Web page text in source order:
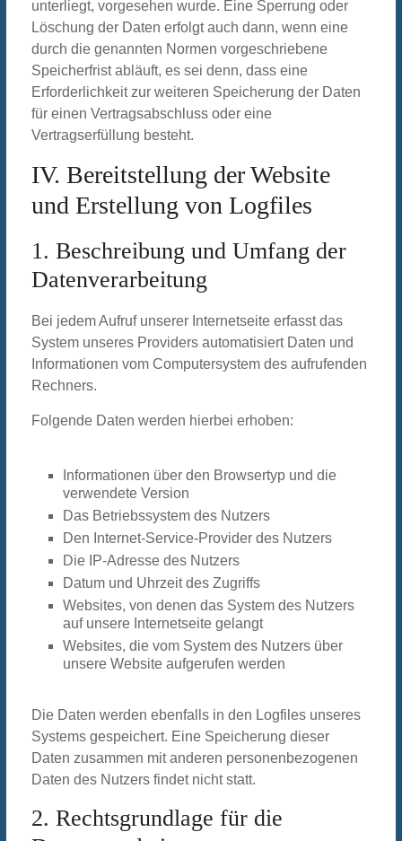
unterliegt, vorgesehen wurde. Eine Sperrung oder
Löschung der Daten erfolgt auch dann, wenn eine
durch die genannten Normen vorgeschriebene
Speicherfrist abläuft, es sei denn, dass eine
Erforderlichkeit zur weiteren Speicherung der Daten
für einen Vertragsabschluss oder eine
Vertragserfüllung besteht.
IV. Bereitstellung der Website
und Erstellung von Logfiles
1. Beschreibung und Umfang der
Datenverarbeitung
Bei jedem Aufruf unserer Internetseite erfasst das
System unseres Providers automatisiert Daten und
Informationen vom Computersystem des aufrufenden
Rechners.
Folgende Daten werden hierbei erhoben:
Informationen über den Browsertyp und die
verwendete Version
Das Betriebssystem des Nutzers
Den Internet-Service-Provider des Nutzers
Die IP-Adresse des Nutzers
Datum und Uhrzeit des Zugriffs
Websites, von denen das System des Nutzers
auf unsere Internetseite gelangt
Websites, die vom System des Nutzers über
unsere Website aufgerufen werden
Die Daten werden ebenfalls in den Logfiles unseres
Systems gespeichert. Eine Speicherung dieser
Daten zusammen mit anderen personenbezogenen
Daten des Nutzers findet nicht statt.
2. Rechtsgrundlage für die